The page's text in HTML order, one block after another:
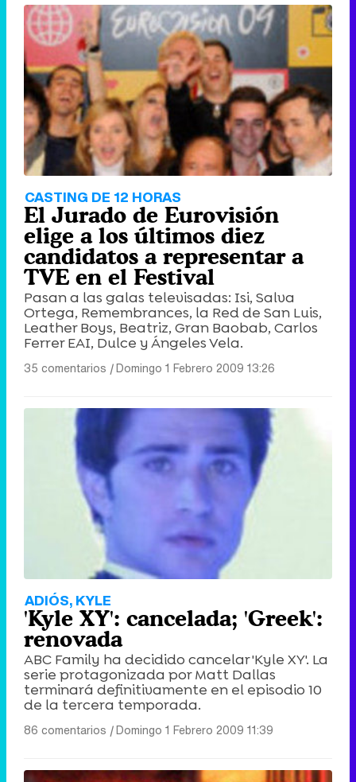
CASTING DE 12 HORAS
El Jurado de Eurovisión
elige a los últimos diez
candidatos a representar a
TVE en el Festival
Pasan a las galas televisadas: Isi, Salva
Ortega, Remembrances, la Red de San Luis,
Leather Boys, Beatriz, Gran Baobab, Carlos
Ferrer EAI, Dulce y Ángeles Vela.
35 comentarios |Domingo 1 Febrero 2009 13:26
ADIÓS, KYLE
'Kyle XY': cancelada; 'Greek':
renovada
ABC Family ha decidido cancelar 'Kyle XY'. La
serie protagonizada por Matt Dallas
terminará definitivamente en el episodio 10
de la tercera temporada.
86 comentarios |Domingo 1 Febrero 2009 11:39